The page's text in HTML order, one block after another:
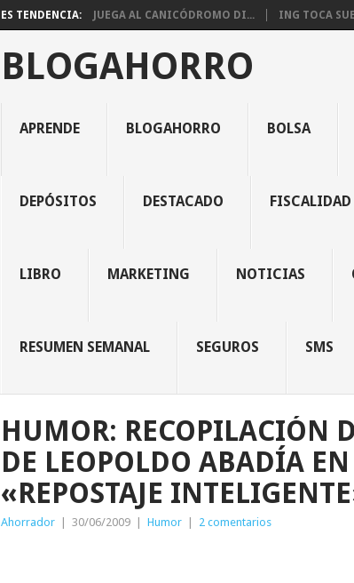
ES TENDENCIA: JUEGA AL CANICÓDROMO DI... ING TOCA
BLOGAHORRO
APRENDE BLOGAHORRO BOLSA
DEPÓSITOS DESTACADO FISCALIDAD
LIBRO MARKETING NOTICIAS
RESUMEN SEMANAL SEGUROS SMS
HUMOR: RECOPILACIÓN
DE LEOPOLDO ABADÍA EN
«REPOSTAJE
Ahorrador 30/06/2009 Humor 2 comentarios